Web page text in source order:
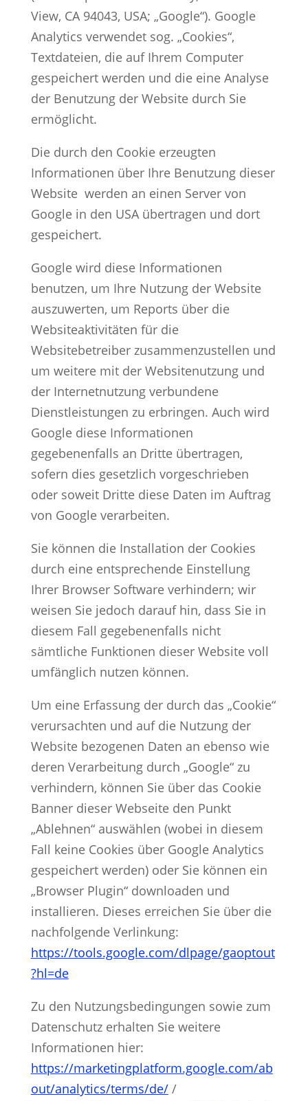
View, CA 94043, USA; „Google“). Google
Analytics verwendet sog. „Cookies“,
Textdateien, die auf Ihrem Computer
gespeichert werden und die eine Analyse
der Benutzung der Website durch Sie
ermöglicht.
Die durch den Cookie erzeugten
Informationen über Ihre Benutzung dieser
Website werden an einen Server von
Google in den USA übertragen und dort
gespeichert.
Google wird diese Informationen
benutzen, um Ihre Nutzung der Website
auszuwerten, um Reports über die
Websiteaktivitäten für die
Websitebetreiber zusammenzustellen und
um weitere mit der Websitenutzung und
der Internetnutzung verbundene
Dienstleistungen zu erbringen. Auch wird
Google diese Informationen
gegebenenfalls an Dritte übertragen,
sofern dies gesetzlich vorgeschrieben
oder soweit Dritte diese Daten im Auftrag
von Google verarbeiten.
Sie können die Installation der Cookies
durch eine entsprechende Einstellung
Ihrer Browser Software verhindern; wir
weisen Sie jedoch darauf hin, dass Sie in
diesem Fall gegebenenfalls nicht
sämtliche Funktionen dieser Website voll
umfänglich nutzen können.
Um eine Erfassung der durch das „Cookie“
verursachten und auf die Nutzung der
Website bezogenen Daten an ebenso wie
deren Verarbeitung durch „Google“ zu
verhindern, können Sie über das Cookie
Banner dieser Webseite den Punkt
„Ablehnen“ auswählen (wobei in diesem
Fall keine Cookies über Google Analytics
gespeichert werden) oder Sie können ein
„Browser Plugin“ downloaden und
installieren. Dieses erreichen Sie über die
nachfolgende Verlinkung:
https://tools.google.com/dlpage/gaoptout
?hl=de
Zu den Nutzungsbedingungen sowie zum
Datenschutz erhalten Sie weitere
Informationen hier:
https://marketingplatform.google.com/ab
out/analytics/terms/de//